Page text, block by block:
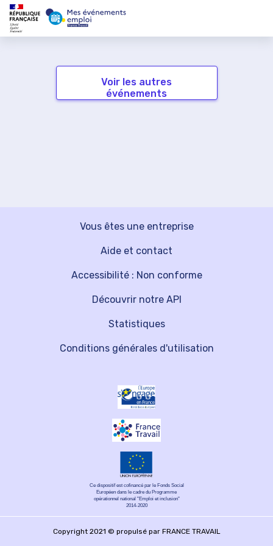
Voir les autres
événements
Vous êtes une entreprise
Découvrir notre API
Aide et contact
Statistiques
Accessibilité : Non conforme
Conditions générales d'utilisation
Ce dispositif est cofinancé par le Fonds Social
Européen dans le cadre du Programme
opérationnel national "Emploi et inclusion"
2014-2020
Copyright 2021 © propulsé par FRANCE TRAVAIL